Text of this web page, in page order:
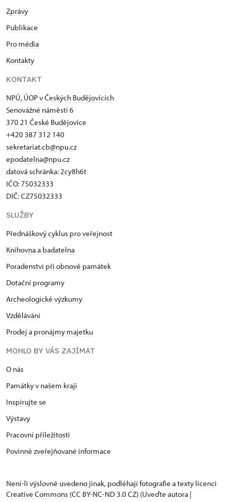
Zprávy
Publikace
Pro média
Kontakty
KONTAKT
NPÚ, ÚOP v Českých Budějovicích
Senovážné náměstí 6
370 21 České Budějovice
+420 387 312 140
sekretariat.cb@npu.cz
epodatelna@npu.cz
datová schránka: 2cy8h6t​
IČO: 75032333
DIČ: CZ75032333
SLUŽBY
Přednáškový cyklus pro veřejnost
Knihovna a badatelna
Poradenství při obnově památek
Dotační programy
Archeologické výzkumy
Vzdělávání
Prodej a pronájmy majetku
MOHLO BY VÁS ZAJÍMAT
O nás
Památky v našem kraji
Inspirujte se
Výstavy
Pracovní příležitosti
Povinně zveřejňované informace
Není-li výslovně uvedeno jinak, podléhají fotografie a texty licenci
Creative Commons (CC BY-NC-ND 3.0 CZ) (Uveďte autora |